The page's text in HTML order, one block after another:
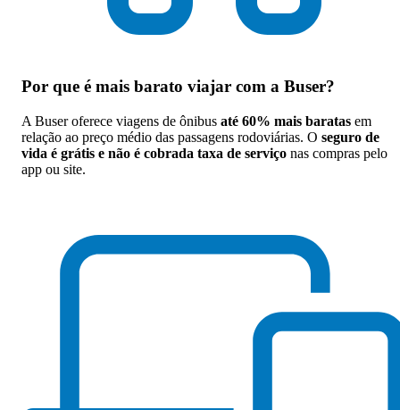
Por que é mais barato viajar com a Buser?
A Buser oferece viagens de ônibus até 60% mais baratas em
relação ao preço médio das passagens rodoviárias. O seguro de
vida é grátis e não é cobrada taxa de serviço nas compras pelo
app ou site.